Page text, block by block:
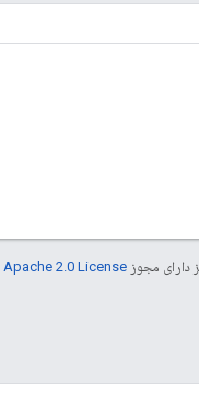
دارای مجوز Apache 2.0 License